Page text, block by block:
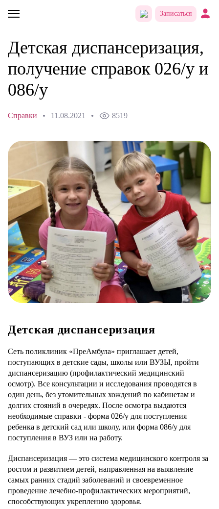
Записаться
Детская диспансеризация,
получение справок 026/у и
086/у
Справки 11.08.2021 8519
Детская диспансеризация
Сеть поликлиник «ПреАмбула» приглашает детей,
поступающих в детские сады, школы или ВУЗЫ, пройти
диспансеризацию (профилактический медицинский
осмотр). Все консультации и исследования проводятся в
один день, без утомительных хождений по кабинетам и
долгих стояний в очередях. После осмотра выдаются
необходимые справки - форма 026/у для поступления
ребенка в детский сад или школу, или форма 086/у для
поступления в ВУЗ или на работу.
Диспансеризация — это система медицинского контроля за
ростом и развитием детей, направленная на выявление
самых ранних стадий заболеваний и своевременное
проведение лечебно-профилактических мероприятий,
способствующих укреплению здоровья.